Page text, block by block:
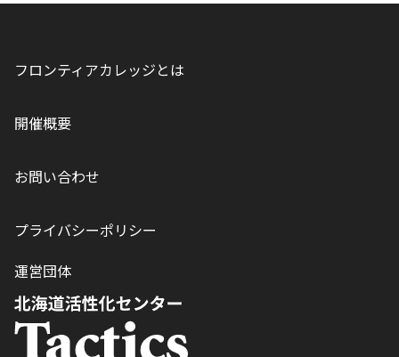
フロンティアカレッジとは
開催概要
お問い合わせ
プライバシーポリシー
運営団体